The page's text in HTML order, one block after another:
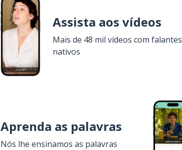
Assista aos vídeos
Mais de 48 mil vídeos com falantes
nativos
Aprenda as palavras
Nós lhe ensinamos as palavras